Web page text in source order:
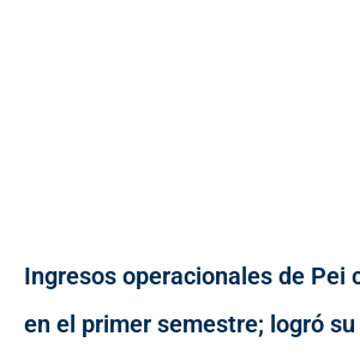
Ingresos operacionales de Pei
en el primer semestre; logró